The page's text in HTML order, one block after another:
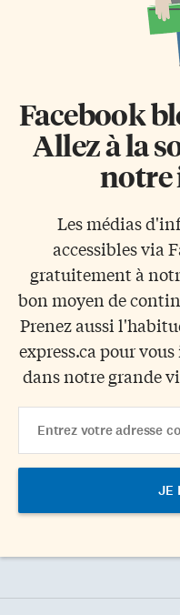
Facebook
Allez à la
notre
Les médias
accessibles via
gratuitement à
bon moyen de
Prenez aussi
express.ca pour
dans notre grande
Address